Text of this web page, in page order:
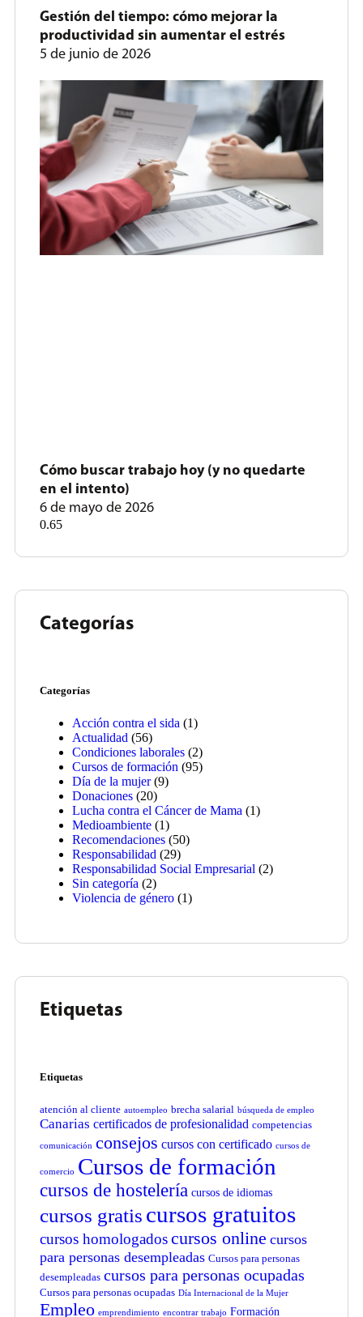
Gestión del tiempo: cómo mejorar la
productividad sin aumentar el estrés
5 de junio de 2026
Cómo buscar trabajo hoy (y no quedarte
en el intento)
6 de mayo de 2026
Categorías
Categorías
Acción contra el sida (1)
Actualidad (56)
Condiciones laborales (2)
Cursos de formación (95)
Día de la mujer(9)
Donaciones (20)
Lucha contra el Cáncer de Mama (1)
Medioambiente (1)
Recomendaciones (50)
Responsabilidad (29)
Responsabilidad Social Empresarial (2)
Sin categoría (2)
Violencia de género (1)
Etiquetas
Etiquetas
atención al cliente autoempleo brecha salarial búsqueda de empleo
Canarias certificados de profesionalidad competencias
comunicación consejos cursos con certificado cursos de
comercio Cursos de formación
cursos de hostelería cursos de idiomas
cursos gratis cursos gratuitos
cursos homologadoscursos online cursos
para personas desempleadas Cursos para personas
desempleadas cursos para personas ocupadas
Cursos para personas ocupadas Día Internacional de la Mujer
Empleo emprendimiento encontrar trabajo Formación